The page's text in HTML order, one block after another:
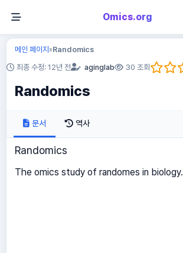
Omics.org
메인 페이지»Randomics
최종 수정: 12년 전 aginglab 30 조회
Randomics
문서 역사
Randomics
The omics study of randomes in biology.